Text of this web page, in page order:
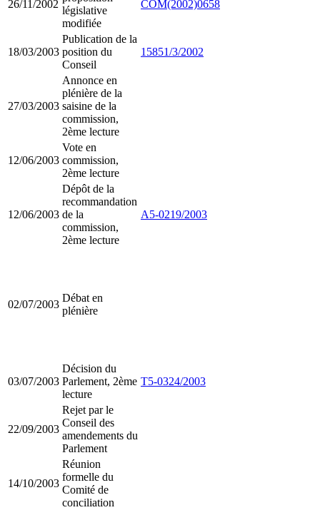
26/11/2002
législative
modifiée
COM(2002)0658
18/03/2003
Publication de la
position du
Conseil
15851/3/2002
27/03/2003
Annonce en
plénière de la
saisine de la
commission,
2ème lecture
12/06/2003
Vote en
commission,
2ème lecture
12/06/2003
Dépôt de la
recommandation
de la
commission,
2ème lecture
A5-0219/2003
02/07/2003
Débat en
plénière
03/07/2003
Décision du
Parlement, 2ème
lecture
T5-0324/2003
22/09/2003
Rejet par le
Conseil des
amendements du
Parlement
14/10/2003
Réunion
formelle du
Comité de
conciliation